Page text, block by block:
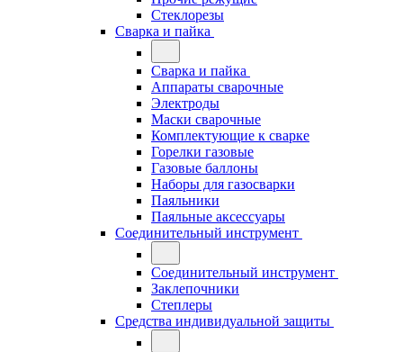
Стеклорезы
Сварка и пайка
Сварка и пайка
Аппараты сварочные
Электроды
Маски сварочные
Комплектующие к сварке
Горелки газовые
Газовые баллоны
Наборы для газосварки
Паяльники
Паяльные аксессуары
Соединительный инструмент
Соединительный инструмент
Заклепочники
Степлеры
Средства индивидуальной защиты